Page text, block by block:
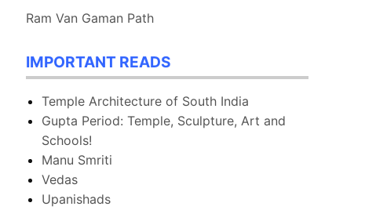
Ram Van Gaman Path
IMPORTANT READS
Temple Architecture of South India
Gupta Period: Temple, Sculpture, Art and
Schools!
Manu Smriti
Vedas
Upanishads